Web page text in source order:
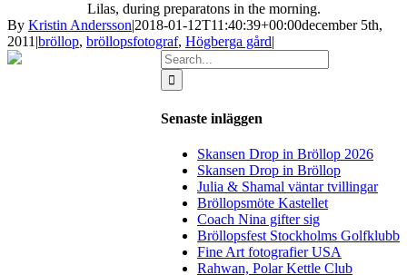
Lilas, during preparatons in the morning.
By Kristin Andersson|2018-01-12T11:40:39+00:00december 5th,
2011|bröllop, bröllopsfotograf, Högberga gård|
Search
for:
Senaste inläggen
Skansen Drop in Bröllop 2026
Skansen Drop in Bröllop
Julia & Shamal väntar tvillingar
Bröllopsmöte Kastellet
Coach Nina gifter sig
Bröllopsfest Stockholms Golfklubb
Fine Art fotografier USA
Rahwan, Polar Kettle Club